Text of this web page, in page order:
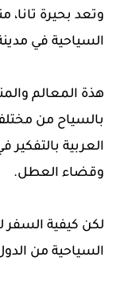
وتعد بحيرة تانا،
السياحية في مدينة
هذة المعالم
بالسياح من
العربية بالتفكير
وقضاء العطل.
لكن كيفية السفر
السياحية من